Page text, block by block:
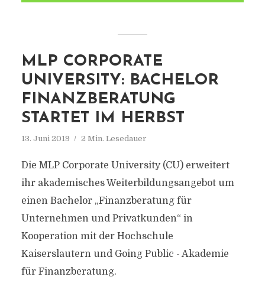
MLP CORPORATE
UNIVERSITY: BACHELOR
FINANZBERATUNG
STARTET IM HERBST
13. Juni 2019 2 Min. Lesedauer
Die MLP Corporate University (CU) erweitert
ihr akademisches Weiterbildungsangebot um
einen Bachelor „Finanzberatung für
Unternehmen und Privatkunden“ in
Kooperation mit der Hochschule
Kaiserslautern und Going Public - Akademie
für Finanzberatung.